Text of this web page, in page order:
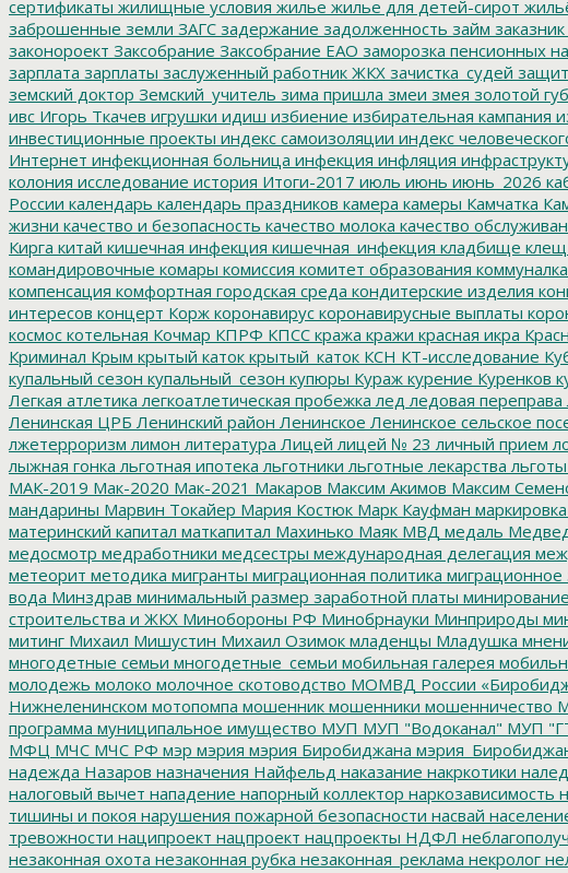
сертификаты жилищные условия жилье жилье для детей-сирот
заброшенные земли ЗАГС задержание задолженность займ
законороект Заксобрание Заксобрание ЕАО заморозка пенсионных
зарплата зарплаты заслуженный работник ЖКХ зачистка_судей
земский доктор Земский_учитель зима пришла змеи змея золотой
ивс Игорь Ткачев игрушки идиш избиение избирательная кампания
инвестиционные проекты индекс самоизоляции индекс
Интернет инфекционная больница инфекция инфляция
колония исследование история Итоги-2017 июль июнь июнь_2026
России календарь календарь праздников камера камеры Камчатка
жизни качество и безопасность качество молока качество
Кирга китай кишечная инфекция кишечная_инфекция кладбище клещ
командировочные комары комиссия комитет образования коммуналка
компенсация комфортная городская среда кондитерские изделия
интересов концерт Корж коронавирус коронавирусные выплаты
космос котельная Кочмар КПРФ КПСС кража кражи красная икра
Криминал Крым крытый каток крытый_каток КСН КТ-исследование
купальный сезон купальный_сезон купюры Кураж курение Куренков
Легкая атлетика легкоатлетическая пробежка лед ледовая переправа
Ленинская ЦРБ Ленинский район Ленинское Ленинское сельское
лжетерроризм лимон литература Лицей лицей № 23 личный прием
лыжная гонка льготная ипотека льготники льготные лекарства льготы
МАК-2019 Мак-2020 Мак-2021 Макаров Максим Акимов Максим
мандарины Марвин Токайер Мария Костюк Марк Кауфман
материнский капитал маткапитал Махинько Маяк МВД медаль
медосмотр медработники медсестры международная делегация
метеорит методика мигранты миграционная политика миграционное
вода Минздрав минимальный размер заработной платы минирование
строительства и ЖКХ Минобороны РФ Минобрнауки Минприроды
митинг Михаил Мишустин Михаил Озимок младенцы Младушка
многодетные семьи многодетные_семьи мобильная галерея
молодежь молоко молочное скотоводство МОМВД России
Нижнеленинском мотопомпа мошенник мошенники мошенничество
программа муниципальное имущество МУП МУП "Водоканал" МУП
МФЦ МЧС МЧС РФ мэр мэрия мэрия Биробиджана
надежда Назаров назначения Найфельд наказание накркотики
налоговый вычет нападение напорный коллектор наркозависимость
тишины и покоя нарушения пожарной безопасности насвай
тревожности наципроект нацпроект нацпроекты НДФЛ
незаконная охота незаконная рубка незаконная_реклама некролог